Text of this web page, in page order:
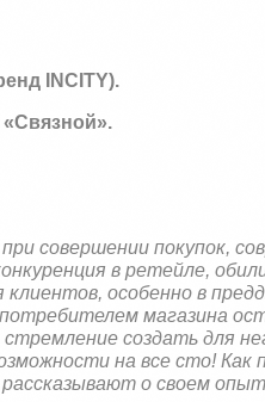
INCITY).
«Связной».
совершении покупок,
в ретейле,
особенно в
магазина
создать для
на все сто! Как
о своем